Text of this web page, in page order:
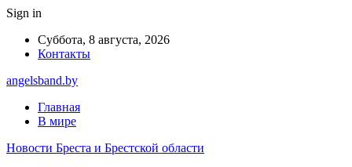
Sign in
Суббота, 8 августа, 2026
Контакты
angelsband.by
Главная
В мире
Новости Бреста и Брестской области